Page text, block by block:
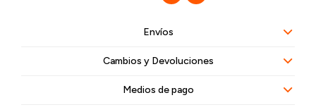
Envíos
Cambios y Devoluciones
Medios de pago